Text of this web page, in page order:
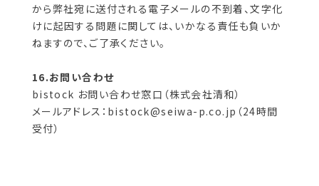
から弊社宛に送付される電子メールの不到着、文字化
けに起因する問題に関しては、いかなる責任も負いか
ねますので、ご了承ください。
16.お問い合わせ
bistock お問い合わせ窓口（株式会社清和）
メールアドレス： bistock@seiwa-p.co.jp （24時間